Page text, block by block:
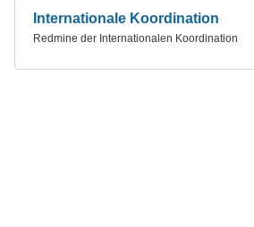
Internationale Koordination
Redmine der Internationalen Koordination